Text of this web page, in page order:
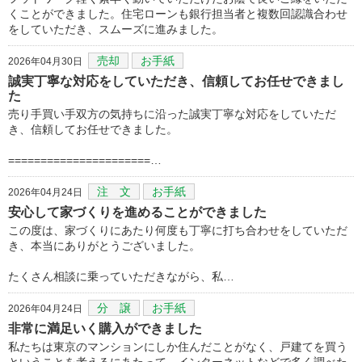
くことができました。住宅ローンも銀行担当者と複数回認識合わせ
をしていただき、スムーズに進みました。
2026年04月30日 売却 お手紙
誠実丁寧な対応をしていただき、信頼してお任せできまし
た
売り手買い手双方の気持ちに沿った誠実丁寧な対応をしていただ
き、信頼してお任せできました。
======================…
2026年04月24日 注 文 お手紙
安心して家づくりを進めることができました
この度は、家づくりにあたり何度も丁寧に打ち合わせをしていただ
き、本当にありがとうございました。
たくさん相談に乗っていただきながら、私…
2026年04月24日 分 譲 お手紙
非常に満足いく購入ができました
私たちは東京のマンションにしか住んだことがなく、戸建てを買う